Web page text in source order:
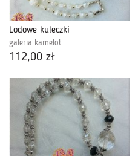
Lodowe kuleczki
galeria kamelot
112,00 zł